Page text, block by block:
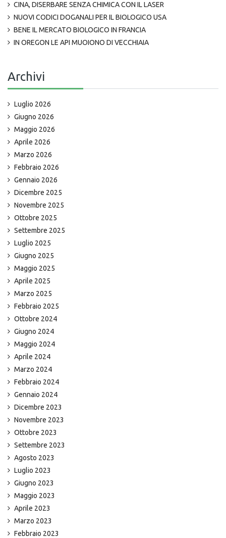
CINA, DISERBARE SENZA CHIMICA CON IL LASER
NUOVI CODICI DOGANALI PER IL BIOLOGICO USA
BENE IL MERCATO BIOLOGICO IN FRANCIA
IN OREGON LE API MUOIONO DI VECCHIAIA
Archivi
Luglio 2026
Giugno 2026
Maggio 2026
Aprile 2026
Marzo 2026
Febbraio 2026
Gennaio 2026
Dicembre 2025
Novembre 2025
Ottobre 2025
Settembre 2025
Luglio 2025
Giugno 2025
Maggio 2025
Aprile 2025
Marzo 2025
Febbraio 2025
Ottobre 2024
Giugno 2024
Maggio 2024
Aprile 2024
Marzo 2024
Febbraio 2024
Gennaio 2024
Dicembre 2023
Novembre 2023
Ottobre 2023
Settembre 2023
Agosto 2023
Luglio 2023
Giugno 2023
Maggio 2023
Aprile 2023
Marzo 2023
Febbraio 2023